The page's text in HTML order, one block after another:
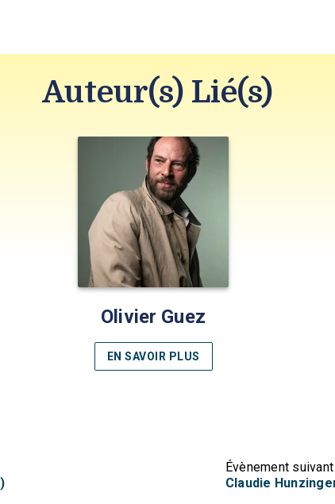
Auteur(s) Lié(s)
Olivier Guez
EN SAVOIR PLUS
Évènement suivant
Claudie